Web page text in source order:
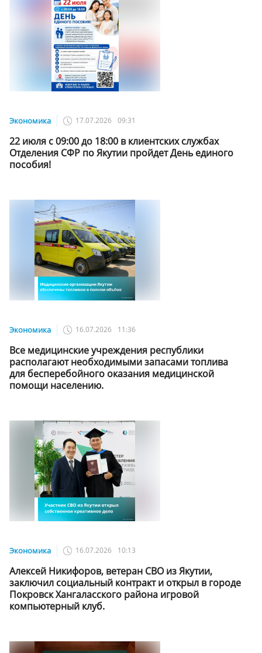
Экономика 17.07.2026 09:31
22 июля с 09:00 до 18:00 в клиентских службах
Отделения СФР по Якутии пройдет День единого
пособия!
Экономика 16.07.2026 11:36
Все медицинские учреждения республики
располагают необходимыми запасами топлива
для бесперебойного оказания медицинской
помощи населению.
Экономика 16.07.2026 10:13
Алексей Никифоров, ветеран СВО из Якутии,
заключил социальный контракт и открыл в городе
Покровск Хангаласского района игровой
компьютерный клуб.